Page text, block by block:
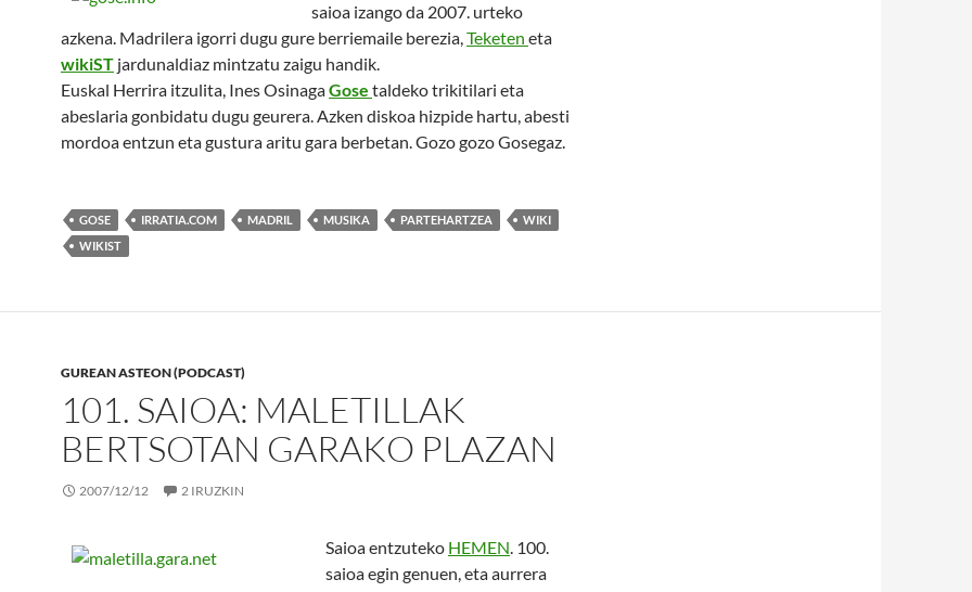
saioa izango da 2007. urteko
azkena. Madrilera igorri dugu gure berriemaile berezia,Teketen eta
wikiST jardunaldiaz mintzatu zaigu handik.
Euskal Herrira itzulita, Ines OsinagaGose taldeko trikitilari eta
abeslaria gonbidatu dugu geurera. Azken diskoa hizpide hartu, abesti
mordoa entzun eta gustura aritu gara berbetan. Gozo gozo Gosegaz.
GOSE IRRATIA.COM MADRIL MUSIKA PARTEHARTZEA
WIKI
WIKIST
GUREAN ASTEON (PODCAST)
101. SAIOA: MALETILLAK
BERTSOTAN GARAKO PLAZAN
2007/12/12 2 IRUZKIN
Saioa entzuteko HEMEN. 100.
saioa egin genuen, eta aurrera